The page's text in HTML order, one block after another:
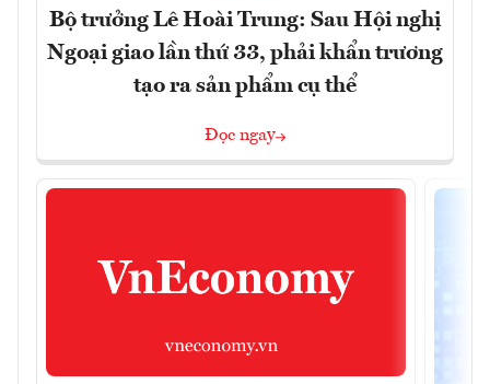
Bộ trưởng Lê Hoài Trung: Sau Hội nghị
Ngoại giao lần thứ 33, phải khẩn trương
tạo ra sản phẩm cụ thể
Đọc ngay